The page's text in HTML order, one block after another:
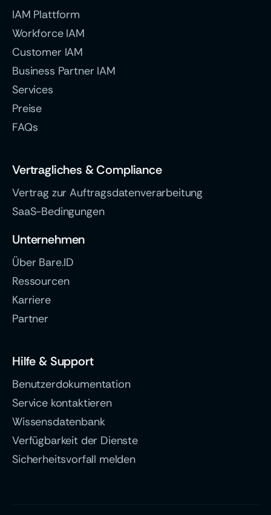
IAM Plattform
Workforce IAM
Customer IAM
Business Partner IAM
Services
Preise
FAQs
Vertragliches & Compliance
Vertrag zur Auftragsdatenverarbeitung
SaaS-Bedingungen
Unternehmen
Über Bare.ID
Ressourcen
Karriere
Partner
Hilfe & Support
Benutzerdokumentation
Service kontaktieren
Wissensdatenbank
Verfügbarkeit der Dienste
Sicherheitsvorfall melden